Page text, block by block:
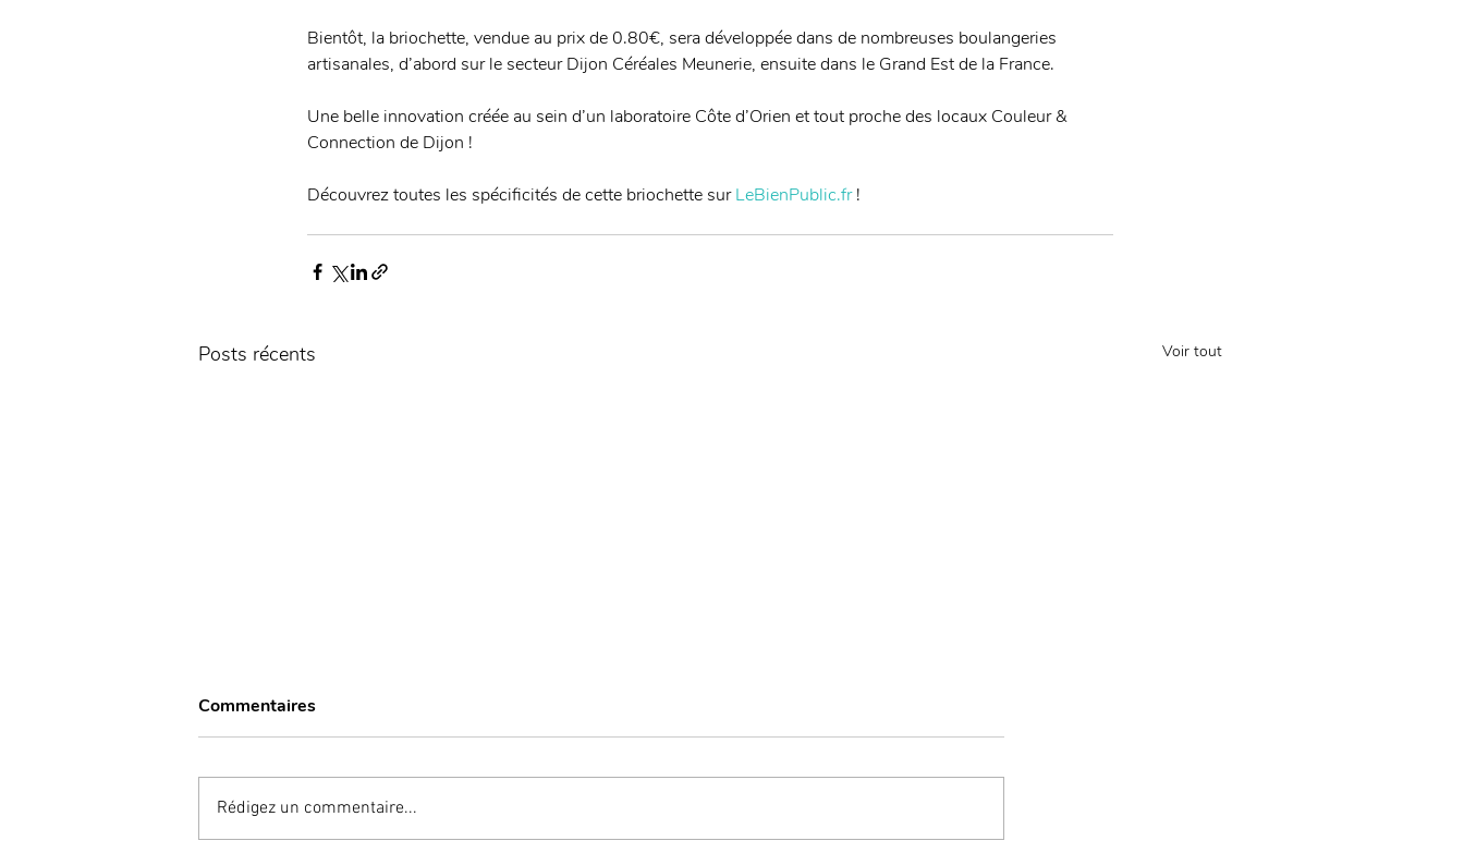
Bientôt, la briochette, vendue au prix de 0.80€, sera développée dans de nombreuses boulangeries
artisanales, d’abord sur le secteur Dijon Céréales Meunerie, ensuite dans le Grand Est de la France.
Une belle innovation créée au sein d’un laboratoire Côte d’Orien et tout proche des locaux Couleur &
Connection de Dijon !
Découvrez toutes les spécificités de cette briochette sur LeBienPublic.fr !
Posts récents Voir tout
Commentaires
Rédigez un commentaire...